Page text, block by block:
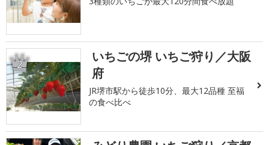
2
いちごの堺 いちご狩り／大阪
府
JR堺市駅から徒歩10分、最大12品種 至福
の食べ比べ